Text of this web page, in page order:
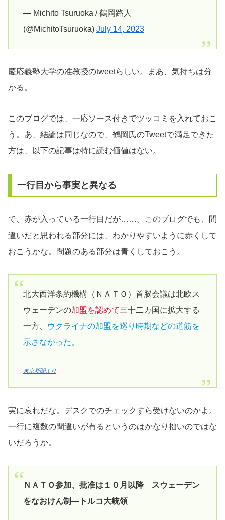
— Michito Tsuruoka / 鶴岡路人
(@MichitoTsuruoka) July 14, 2023
慶応義塾大学の准教授のtweetらしい。まあ、気持ちは分
かる。
このブログでは、一応ソース付きでツッコミを入れておこ
う。あ、結論は同じなので、鶴岡氏のTweetで満足できた
方は、以下の記事は特に読む価値はない。
一行目から事実と異なる
で、赤が入っている一行目だが……。このブログでも、間
違いだと思われる部分には、わかりやすいように赤くして
おこうかな。問題のある部分は青くしておこう。
北大西洋条約機構（ＮＡＴＯ）首脳会議は北欧ス
ウェーデンの加盟を認めて三十二カ国に拡大する
一方、
ウクライナの加盟を巡り時期などの道筋を
示さなかった。
東京新聞より
実に哀れだな。デスクでのチェックすら受けないのかよ。
一行に複数の間違いが有るというのはかなり拙いのではな
いだろうか。
ＮＡＴＯ参加、批准は１０月以降 スウェーデン
をなおけん制―トルコ大統領